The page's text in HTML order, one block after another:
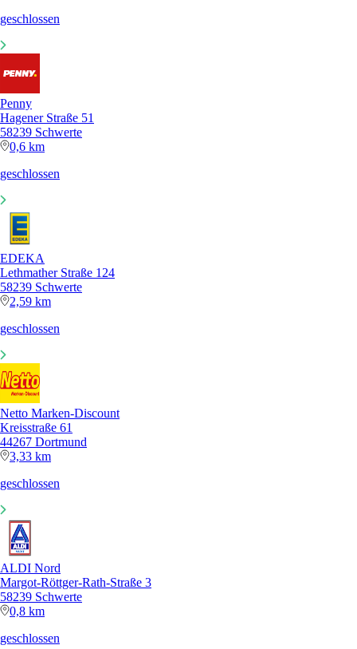
geschlossen
Penny
Hagener Straße 51
58239 Schwerte
0,6 km
geschlossen
EDEKA
Lethmather Straße 124
58239 Schwerte
2,59 km
geschlossen
Netto Marken-Discount
Kreisstraße 61
44267 Dortmund
3,33 km
geschlossen
ALDI Nord
Margot-Röttger-Rath-Straße 3
58239 Schwerte
0,8 km
geschlossen